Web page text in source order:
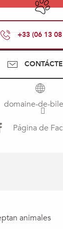
+33 (06 13
domaine-de-
Página de
animales